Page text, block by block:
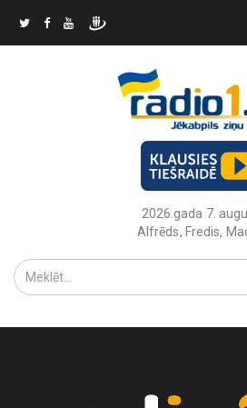
2026.gada 7.
Alfrēds, Fredis,